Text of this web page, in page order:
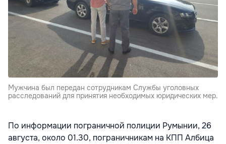
Мужчина был передан сотрудникам Службы уголовных
расследований для принятия необходимых юридических мер.
По информации пограничной полиции Румынии, 26
августа, около 01.30, пограничникам на КПП Албица